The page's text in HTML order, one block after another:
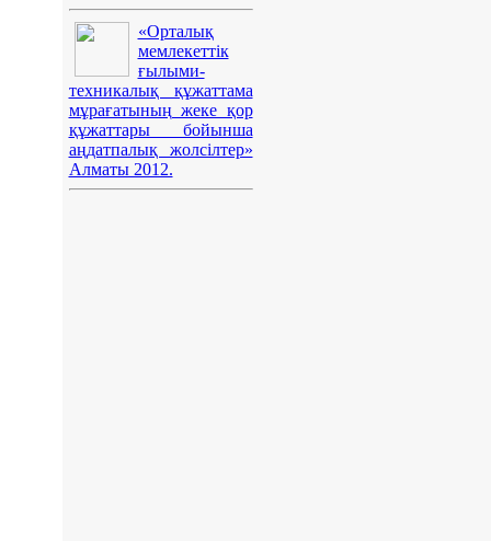
«Орталық
мемлекеттік
ғылыми-
техникалық құжаттама
мұрағатының жеке қор
құжаттары бойынша
аңдатпалық жолсілтер»
Алматы 2012.